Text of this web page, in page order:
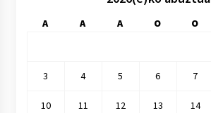
A A A O O
3 4 5 6 7
10 11 12 13 14